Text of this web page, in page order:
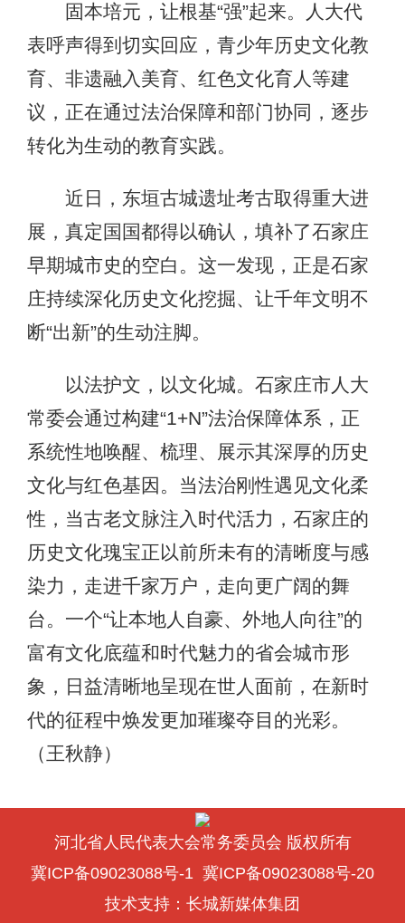
固本培元，让根基“强”起来。人大代
表呼声得到切实回应，青少年历史文化教
育、非遗融入美育、红色文化育人等建
议，正在通过法治保障和部门协同，逐步
转化为生动的教育实践。
近日，东垣古城遗址考古取得重大进
展，真定国国都得以确认，填补了石家庄
早期城市史的空白。这一发现，正是石家
庄持续深化历史文化挖掘、让千年文明不
断“出新”的生动注脚。
以法护文，以文化城。石家庄市人大
常委会通过构建“1+N”法治保障体系，正
系统性地唤醒、梳理、展示其深厚的历史
文化与红色基因。当法治刚性遇见文化柔
性，当古老文脉注入时代活力，石家庄的
历史文化瑰宝正以前所未有的清晰度与感
染力，走进千家万户，走向更广阔的舞
台。一个“让本地人自豪、外地人向往”的
富有文化底蕴和时代魅力的省会城市形
象，日益清晰地呈现在世人面前，在新时
代的征程中焕发更加璀璨夺目的光彩。
（王秋静）
河北省人民代表大会常务委员会 版权所有
冀ICP备09023088号-1 冀ICP备09023088号-20
技术支持： 长城新媒体集团